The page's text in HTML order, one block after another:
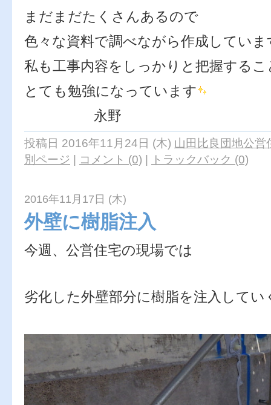
まだまだたくさんあるので
色々な資料で調べながら作成していま
私も工事内容をしっかりと把握する
とても勉強になっています
永野
投稿日 2016年11月24日 (木) 山田比良団地公営
別ページ | コメント (0) | トラックバック (0)
2016年11月17日 (木)
外壁に樹脂注入
今週、公営住宅の現場では
劣化した外壁部分に樹脂を注入して